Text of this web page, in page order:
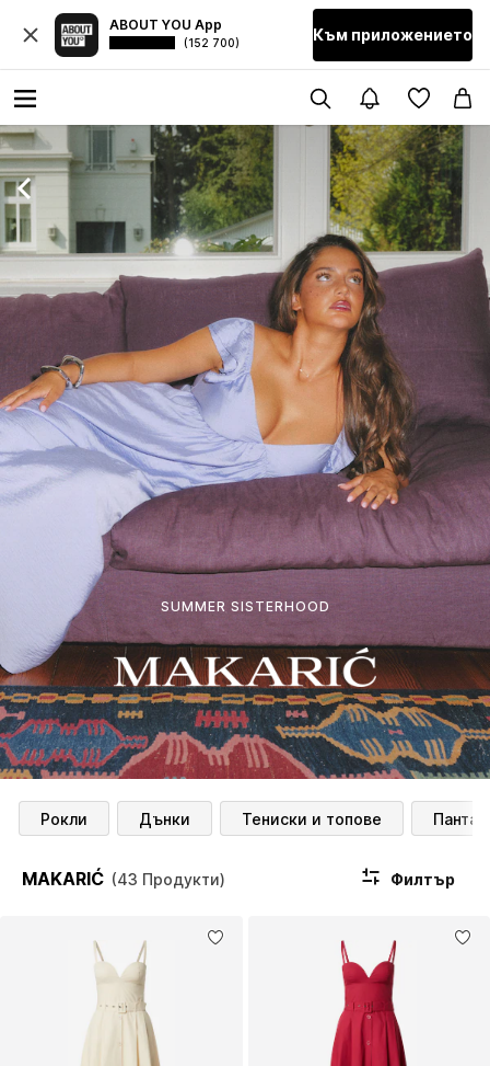
ABOUT YOU App
(152 700) Към приложението
SUMMER SISTERHOOD
Рокли Дънки Тениски и топове
MAKARIĆ (43 Продукти) Филтър